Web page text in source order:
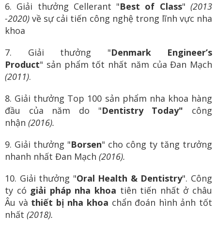
6. Giải thưởng Cellerant "Best of Class"(2013
-2020) về sự cải tiến công nghệ trong lĩnh vực nha
khoa
7. Giải thưởng "Denmark Engineer’s
Product" sản phẩm tốt nhất năm của Đan Mạch
(2011).
8. Giải thưởng Top 100 sản phẩm nha khoa hàng
đầu của năm do "Dentistry Today" công
nhận (2016).
9. Giải thưởng "Borsen" cho công ty tăng trưởng
nhanh nhất Đan Mạch (2016).
10. Giải thưởng "Oral Health & Dentistry". Công
ty có giải pháp nha khoa tiên tiến nhất ở châu
Âu và thiết bị nha khoa chẩn đoán hình ảnh tốt
nhất (2018).